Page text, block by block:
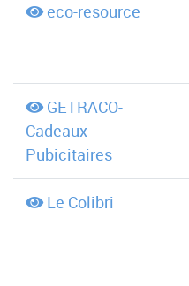
eco-resource
GETRACO-
Cadeaux
Pubicitaires
Le Colibri